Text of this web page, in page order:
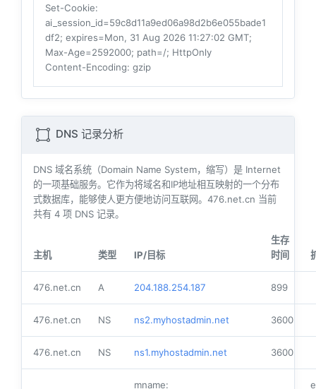
Set-Cookie:
ai_session_id=59c8d11a9ed06a98d2b6e055bade1
df2; expires=Mon, 31 Aug 2026 11:27:02 GMT;
Max-Age=2592000; path=/; HttpOnly
Content-Encoding: gzip
DNS 记录分析
DNS 域名系统（Domain Name System，缩写）是 Internet
的一项基础服务。它作为将域名和IP地址相互映射的一个分布
式数据库，能够使人更方便地访问互联网。476.net.cn 当前
共有 4 项 DNS 记录。
主机 类型 IP/目标
生存
时间
476.net.cn A 204.188.254.187 899
476.net.cn NS ns2.myhostadmin.net 3600
476.net.cn NS ns1.myhostadmin.net 3600
mname: